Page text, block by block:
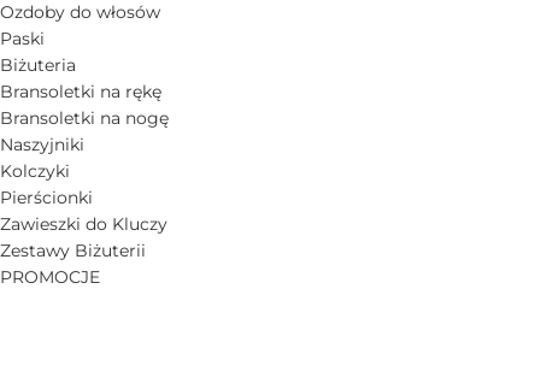
Ozdoby do włosów
Paski
Biżuteria
Bransoletki na rękę
Bransoletki na nogę
Naszyjniki
Kolczyki
Pierścionki
Zawieszki do Kluczy
Zestawy Biżuterii
PROMOCJE